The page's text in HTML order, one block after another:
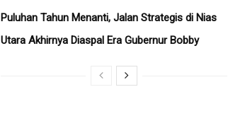
Puluhan Tahun Menanti, Jalan Strategis di Nias
Utara Akhirnya Diaspal Era Gubernur Bobby